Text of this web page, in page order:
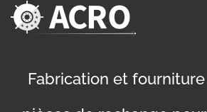
Fabrication et